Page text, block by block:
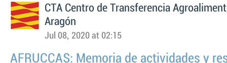
CTA Centro de Transferencia
Aragón
Jul 08, 2020 at 02:15
AFRUCCAS: Memoria de actividades y